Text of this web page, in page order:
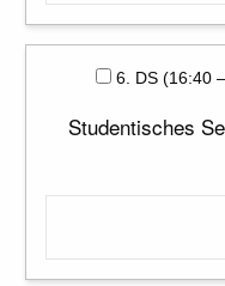
6. DS (16:40
Studentisches